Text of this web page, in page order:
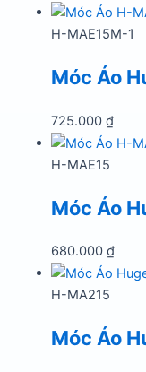
H-MAE15M-1
Móc Áo
725.000₫
H-MAE15
Móc Áo
680.000₫
H-MA215
Móc Áo